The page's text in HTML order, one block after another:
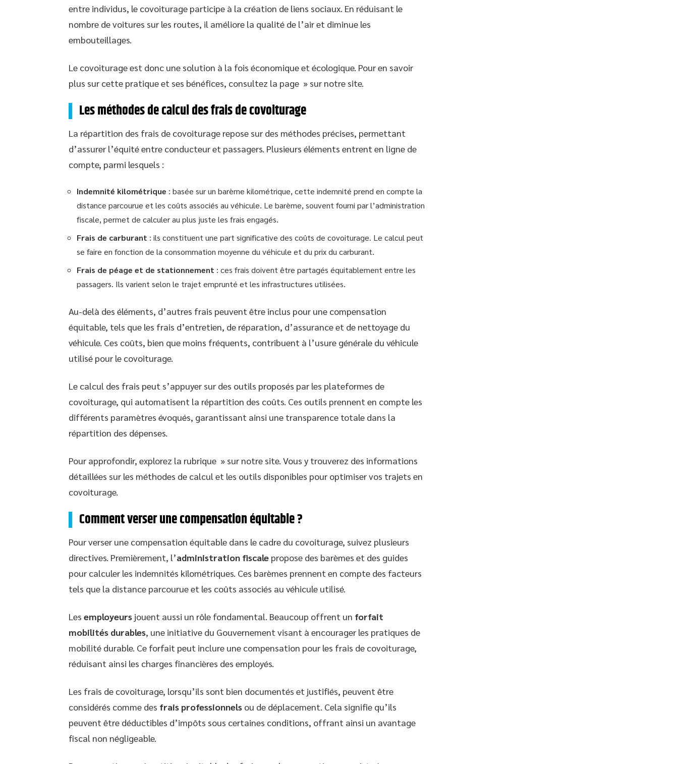
entre individus, le covoiturage participe à la création de liens sociaux. En réduisant le
nombre de voitures sur les routes, il améliore la qualité de l’air et diminue les
embouteillages.
Le covoiturage est donc une solution à la fois économique et écologique. Pour en savoir
plus sur cette pratique et ses bénéfices, consultez la page » sur notre site.
Les méthodes de calcul des frais de covoiturage
La répartition des frais de covoiturage repose sur des méthodes précises, permettant
d’assurer l’équité entre conducteur et passagers. Plusieurs éléments entrent en ligne de
compte, parmi lesquels :
Indemnité kilométrique : basée sur un barème kilométrique, cette indemnité prend en compte la
distance parcourue et les coûts associés au véhicule. Le barème, souvent fourni par l’administration
fiscale, permet de calculer au plus juste les frais engagés.
Frais de carburant : ils constituent une part significative des coûts de covoiturage. Le calcul peut
se faire en fonction de la consommation moyenne du véhicule et du prix du carburant.
Frais de péage et de stationnement : ces frais doivent être partagés équitablement entre les
passagers. Ils varient selon le trajet emprunté et les infrastructures utilisées.
Au-delà des éléments, d’autres frais peuvent être inclus pour une compensation
équitable, tels que les frais d’entretien, de réparation, d’assurance et de nettoyage du
véhicule. Ces coûts, bien que moins fréquents, contribuent à l’usure générale du véhicule
utilisé pour le covoiturage.
Le calcul des frais peut s’appuyer sur des outils proposés par les plateformes de
covoiturage, qui automatisent la répartition des coûts. Ces outils prennent en compte les
différents paramètres évoqués, garantissant ainsi une transparence totale dans la
répartition des dépenses.
Pour approfondir, explorez la rubrique » sur notre site. Vous y trouverez des informations
détaillées sur les méthodes de calcul et les outils disponibles pour optimiser vos trajets en
covoiturage.
Comment verser une compensation équitable ?
Pour verser une compensation équitable dans le cadre du covoiturage, suivez plusieurs
directives. Premièrement, l’administration fiscale propose des barèmes et des guides
pour calculer les indemnités kilométriques. Ces barèmes prennent en compte des facteurs
tels que la distance parcourue et les coûts associés au véhicule utilisé.
Les employeurs jouent aussi un rôle fondamental. Beaucoup offrent un forfait
mobilités durables, une initiative du Gouvernement visant à encourager les pratiques de
mobilité durable. Ce forfait peut inclure une compensation pour les frais de covoiturage,
réduisant ainsi les charges financières des employés.
Les frais de covoiturage, lorsqu’ils sont bien documentés et justifiés, peuvent être
considérés comme des frais professionnels ou de déplacement. Cela signifie qu’ils
peuvent être déductibles d’impôts sous certaines conditions, offrant ainsi un avantage
fiscal non négligeable.